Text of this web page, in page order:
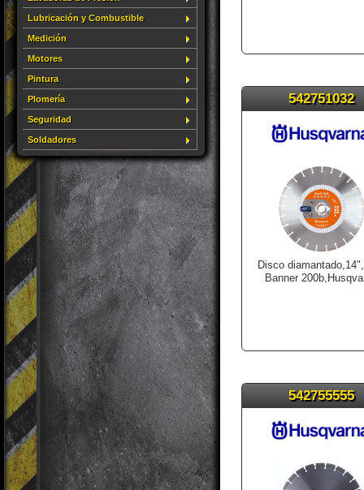
Lubricación y Combustible
Medición
Motores
Pintura
Plomería
Seguridad
Soldadores
542751032
Disco
Banner
542755555